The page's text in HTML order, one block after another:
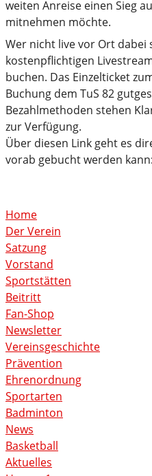
weiten Anreise einen Sieg
mitnehmen möchte.
Wer nicht live vor Ort dabei
kostenpflichtigen
buchen. Das Einzelticket
Buchung dem TuS 82
Bezahlmethoden stehen
zur Verfügung.
Über diesen Link geht es
vorab gebucht werden kann:
Home
Der Verein
Satzung
Vorstand
Sportstätten
Beitritt
Fan-Shop
Newsletter
Vereinsgeschichte
Prävention
Ehrenordnung
Sportarten
Badminton
News
Basketball
Aktuelles